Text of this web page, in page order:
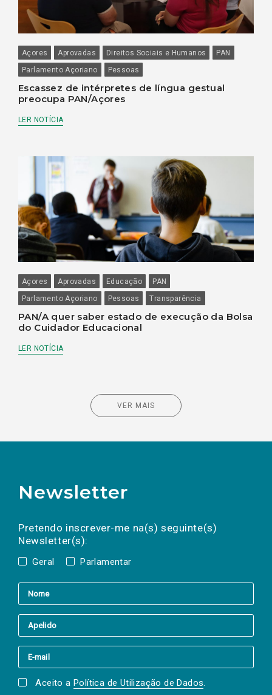
Açores Aprovadas Direitos Sociais e Humanos
PAN
Parlamento Açoriano
Pessoas
Escassez de intérpretes de língua gestual
preocupa PAN/Açores
LER NOTÍCIA
Açores Aprovadas Educação
PAN
Parlamento Açoriano
Pessoas Transparência
PAN/A quer saber estado de execução da Bolsa
do Cuidador Educacional
LER NOTÍCIA
VER MAIS
Newsletter
Pretendo inscrever-me na(s) seguinte(s)
Newsletter(s):
Geral Parlamentar
a(s) newsletter(s).
mail
Aceito a Política de Utilização de Dados.